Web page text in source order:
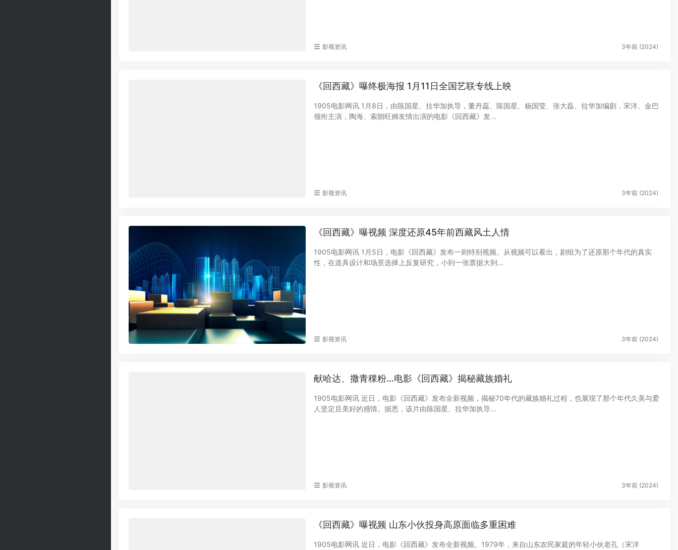
影视资讯 3年前 (2024)
《回西藏》曝终极海报 1月11日全国艺联专线上映
1905电影网讯 1月8日，由陈国星、拉华加执导，董丹蕊、陈国星、杨国莹、张大磊、拉华加编剧，宋洋、金巴
领衔主演，陶海、索朗旺姆友情出演的电影《回西藏》发...
影视资讯 3年前 (2024)
《回西藏》曝视频 深度还原45年前西藏风土人情
1905电影网讯 1月5日，电影《回西藏》发布一则特别视频。从视频可以看出，剧组为了还原那个年代的真实
性，在道具设计和场景选择上反复研究，小到一张票据大到...
影视资讯 3年前 (2024)
献哈达、撒青稞粉…电影《回西藏》揭秘藏族婚礼
1905电影网讯 近日，电影《回西藏》发布全新视频，揭秘70年代的藏族婚礼过程，也展现了那个年代久美与爱
人坚定且美好的感情。据悉，该片由陈国星、拉华加执导...
影视资讯 3年前 (2024)
《回西藏》曝视频 山东小伙投身高原面临多重困难
1905电影网讯 近日，电影《回西藏》发布全新视频。1979年，来自山东农民家庭的年轻小伙老孔（宋洋